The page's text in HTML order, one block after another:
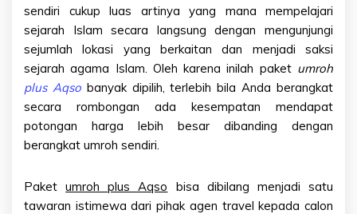
sendiri cukup luas artinya yang mana mempelajari
sejarah Islam secara langsung dengan mengunjungi
sejumlah lokasi yang berkaitan dan menjadi saksi
sejarah agama Islam. Oleh karena inilah paket umroh
plus Aqsobanyak dipilih, terlebih bila Anda berangkat
secara rombongan ada kesempatan mendapat
potongan harga lebih besar dibanding dengan
berangkat umroh sendiri.
Paketumroh plus Aqso bisa dibilang menjadi satu
tawaran istimewa dari pihak agen travel kepada calon